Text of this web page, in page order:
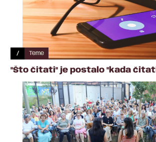
/ Teme
"Što čitati" je postalo "kada